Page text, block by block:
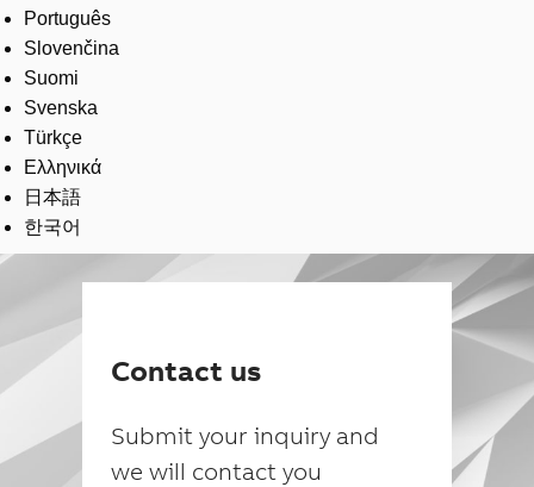
Português
Slovenčina
Suomi
Svenska
Türkçe
Ελληνικά
日本語
한국어
Contact us
Submit your inquiry and
we will contact you